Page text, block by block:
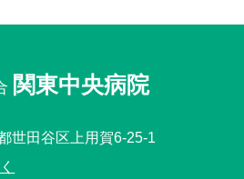
関東中央病院
世田谷区上用賀6-25-1